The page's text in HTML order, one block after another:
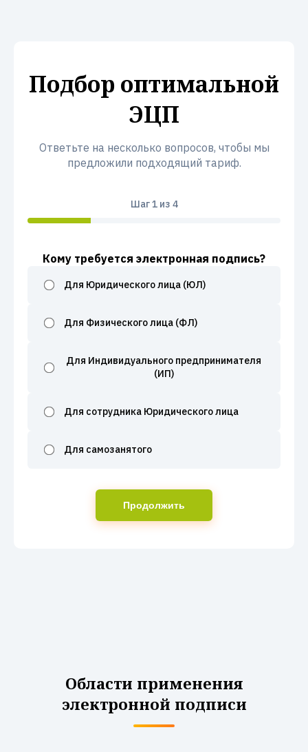
Подбор оптимальной
ЭЦП
Ответьте на несколько вопросов, чтобы мы
предложили подходящий тариф.
Шаг1из 4
Кому требуется электронная подпись?
Для Юридического лица (ЮЛ)
Для Физического лица (ФЛ)
Для Индивидуального предпринимателя
(ИП)
Для сотрудника Юридического лица
Для самозанятого
Продолжить
Области применения
электронной подписи